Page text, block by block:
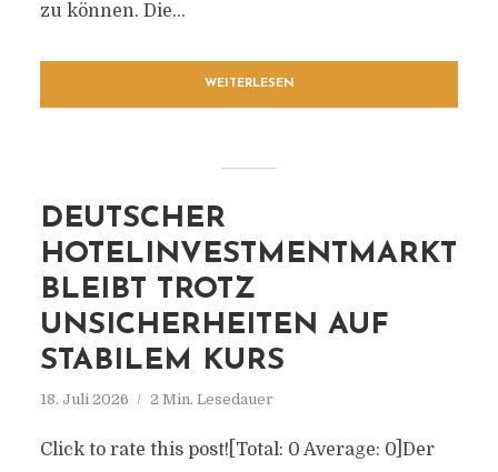
zu können. Die...
WEITERLESEN
DEUTSCHER
HOTELINVESTMENTMARKT
BLEIBT TROTZ
UNSICHERHEITEN AUF
STABILEM KURS
18. Juli 2026 2 Min. Lesedauer
Click to rate this post![Total: 0 Average: 0]Der